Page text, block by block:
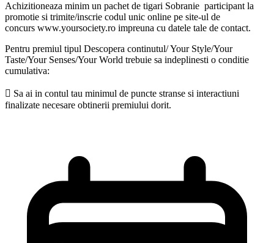
Achizitioneaza minim un pachet de tigari Sobranie participant la
promotie si trimite/inscrie codul unic online pe site-ul de
concurs www.yoursociety.ro impreuna cu datele tale de contact.
Pentru premiul tipul Descopera continutul/ Your Style/Your
Taste/Your Senses/Your World trebuie sa indeplinesti o conditie
cumulativa:
 Sa ai in contul tau minimul de puncte stranse si interactiuni
finalizate necesare obtinerii premiului dorit.